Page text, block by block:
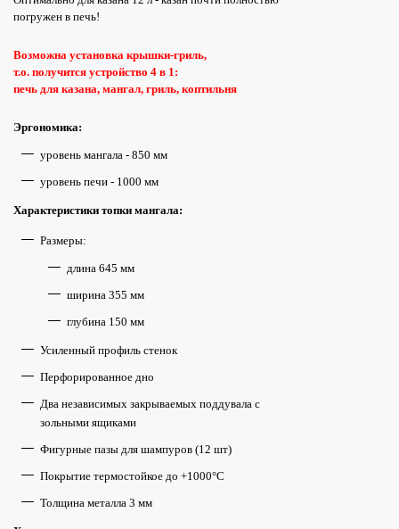
погружен в печь!
Возможна установка крышки-гриль,
т.о. получится устройство 4 в 1:
печь для казана, мангал, гриль, коптильня
Эргономика:
уровень мангала - 850 мм
уровень печи - 1000 мм
Характеристики топки мангала:
Размеры:
длина 645 мм
ширина 355 мм
глубина 150 мм
Усиленный профиль стенок
Перфорированное дно
Два независимых закрываемых поддувала с
зольными ящиками
Фигурные пазы для шампуров (12 шт)
Покрытие термостойкое до +1000°С
Толщина металла 3 мм